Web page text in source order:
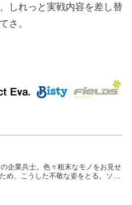
しれっと実戦内容を差し替
さ。
企業兵士。色々粗末なモノをお見せ
め、こうした不敬な姿をとる。ソシ